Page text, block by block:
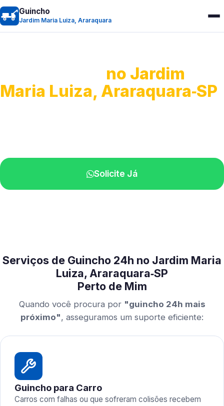
Guincho
Jardim Maria Luiza, Araraquara
no Jardim
Maria Luiza, Araraquara‑SP
Solicite Já
Serviços de Guincho 24h no Jardim Maria
Luiza, Araraquara‑SP
Perto de Mim
Quando você procura por "guincho 24h mais
próximo", asseguramos um suporte eficiente:
Guincho para Carro
Carros com falhas ou que sofreram colisões recebem